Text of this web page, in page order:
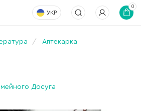
УКР
0
Аптекарка
Досуга